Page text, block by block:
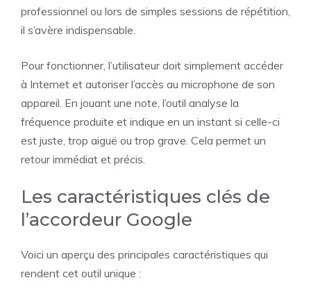
professionnel ou lors de simples sessions de répétition,
il s’avère indispensable.
Pour fonctionner, l’utilisateur doit simplement accéder
à Internet et autoriser l’accès au microphone de son
appareil. En jouant une note, l’outil analyse la
fréquence produite et indique en un instant si celle-ci
est juste, trop aiguë ou trop grave. Cela permet un
retour immédiat et précis.
Les caractéristiques clés de
l’accordeur Google
Voici un aperçu des principales caractéristiques qui
rendent cet outil unique :